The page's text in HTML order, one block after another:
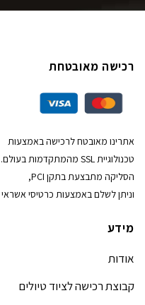
רכישה מאובטחת
אתרינו מאובטח לרכישה באמצעות
טכנולוגיית SSL מהמתקדמות בעולם.
הסליקה מתבצעת בתקן PCI,
וניתן לשלם באמצעות כרטיסי אשראי
מידע
אודות
קבוצת רכישה לציוד טיולים